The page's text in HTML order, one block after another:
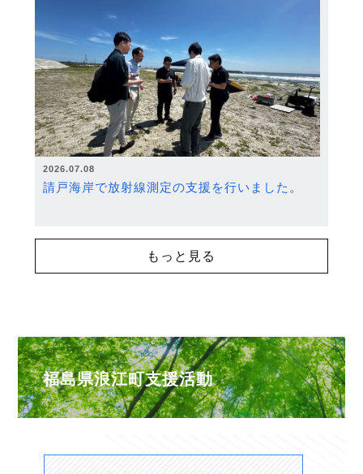
2026.07.08
請戸海岸で放射線測定の支援を行いました。
もっと見る
福島県浪江町支援活動